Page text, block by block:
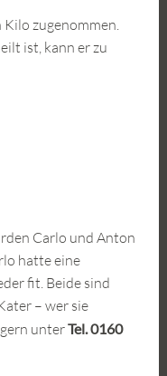
zugenommen.
ist, kann er zu
Carlo und Anton
hatte eine
fit. Beide sind
– wer sie
unterTel. 0160